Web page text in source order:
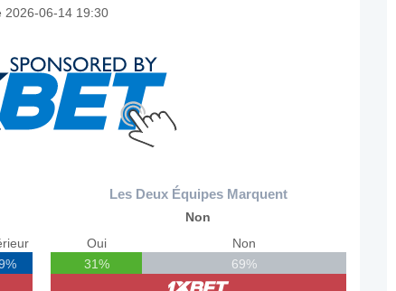
2026-06-14 19:30
Les Deux Équipes Marquent
Non
Oui
31%
Non
69%